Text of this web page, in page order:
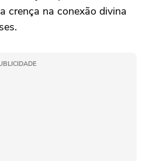
crença na conexão divina